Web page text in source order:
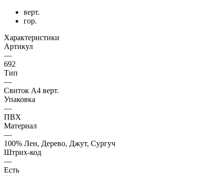
верт.
гор.
Характеристики
Артикул
—
692
Тип
—
Свиток А4 верт.
Упаковка
—
ПВХ
Материал
—
100% Лен, Дерево, Джут, Сургуч
Штрих-код
—
Есть